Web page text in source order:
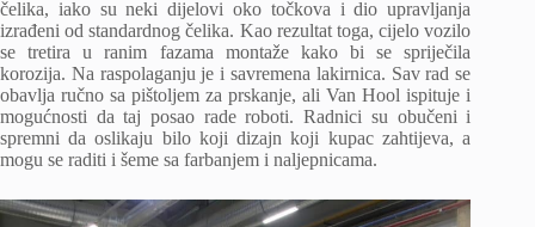
čelika, iako su neki dijelovi oko točkova i dio upravljanja
izrađeni od standardnog čelika. Kao rezultat toga, cijelo vozilo
se tretira u ranim fazama montaže kako bi se spriječila
korozija. Na raspolaganju je i savremena lakirnica. Sav rad se
obavlja ručno sa pištoljem za prskanje, ali Van Hool ispituje i
mogućnosti da taj posao rade roboti. Radnici su obučeni i
spremni da oslikaju bilo koji dizajn koji kupac zahtijeva, a
mogu se raditi i šeme sa farbanjem i naljepnicama.